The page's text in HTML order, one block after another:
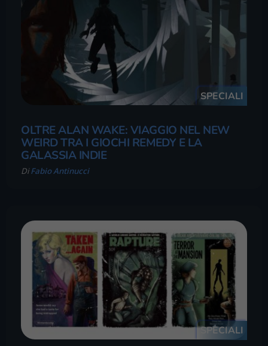
SPECIALI
OLTRE ALAN WAKE: VIAGGIO NEL NEW
WEIRD TRA I GIOCHI REMEDY E LA
GALASSIA INDIE
DiFabio Antinucci
SPECIALI